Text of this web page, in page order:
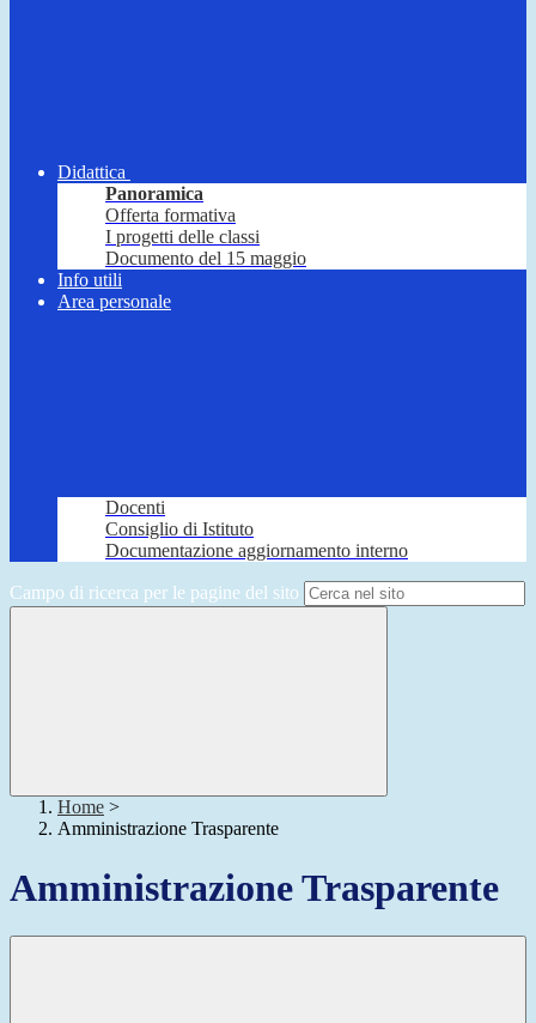
Didattica
Panoramica
Offerta formativa
I progetti delle classi
Documento del 15 maggio
Info utili
Area personale
Docenti
Consiglio di Istituto
Documentazione aggiornamento interno
Campo di ricerca per le pagine del sito
Home >
Amministrazione Trasparente
Amministrazione Trasparente